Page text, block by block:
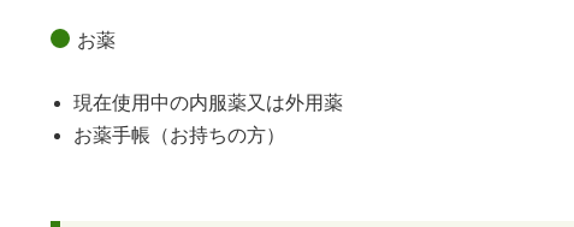
お薬
現在使用中の内服薬又は外用薬
お薬手帳（お持ちの方）